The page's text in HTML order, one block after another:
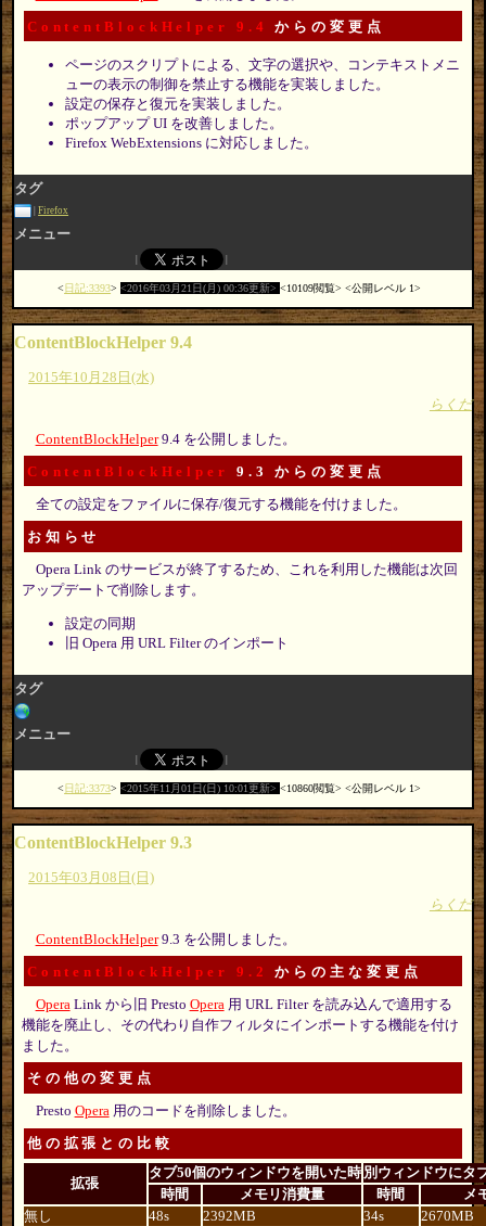
ContentBlockHelper 9.4 からの変更点
ページのスクリプトによる、文字の選択や、コンテキストメニ
ューの表示の制御を禁止する機能を実装しました。
設定の保存と復元を実装しました。
ポップアップ UI を改善しました。
Firefox WebExtensions に対応しました。
タグ
Firefox
メニュー
日記:3393 2016年03月21日(月) 00:36更新 10109閲覧 公開レベル 1
ContentBlockHelper 9.4
2015年10月28日(水)
らくだ
ContentBlockHelper9.4 を公開しました。
ContentBlockHelper 9.3 からの変更点
全ての設定をファイルに保存/復元する機能を付けました。
お知らせ
Opera Link のサービスが終了するため、これを利用した機能は次回
アップデートで削除します。
設定の同期
旧 Opera 用 URL Filter のインポート
タグ
メニュー
日記:3373 2015年11月01日(日) 10:01更新 10860閲覧 公開レベル 1
ContentBlockHelper 9.3
2015年03月08日(日)
らくだ
ContentBlockHelper9.3 を公開しました。
ContentBlockHelper 9.2 からの主な変更点
Opera Link から旧 Presto Opera 用 URL Filter を読み込んで適用する
機能を廃止し、その代わり自作フィルタにインポートする機能を付け
ました。
その他の変更点
Presto Opera用のコードを削除しました。
他の拡張との比較
拡張
タブ50個のウィンドウを開いた時 別ウィンドウにタ
時間
メモリ消費量 時間
メ
無し
48s 2392MB 34s
2670MB